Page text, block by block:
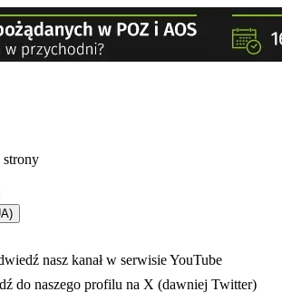
się w nowej karcie
strony
- otwiera się w nowej karcie
nasz kanał w serwisie YouTube
do naszego profilu na X (dawniej Twitter)